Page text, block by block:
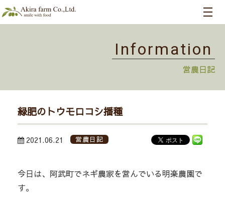
Information
営農日記
緑肥のトウモロコシ播種
2021.06.21 営農日記
今日は、阿武町でネギ農家を営んでいる明楽農園で
す。